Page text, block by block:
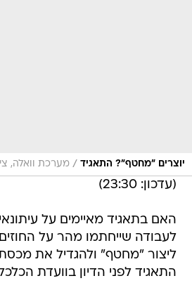
יוצרים "מחטף"? התאגיד / מערכת וואלה,
(עדכון: 23:30)
האם בתאגיד מאיימים על
לעבודה שייחתמו מהר על
ליצור "מחטף" ולהגדיל את
התאגיד לפני הדיון בוועדת